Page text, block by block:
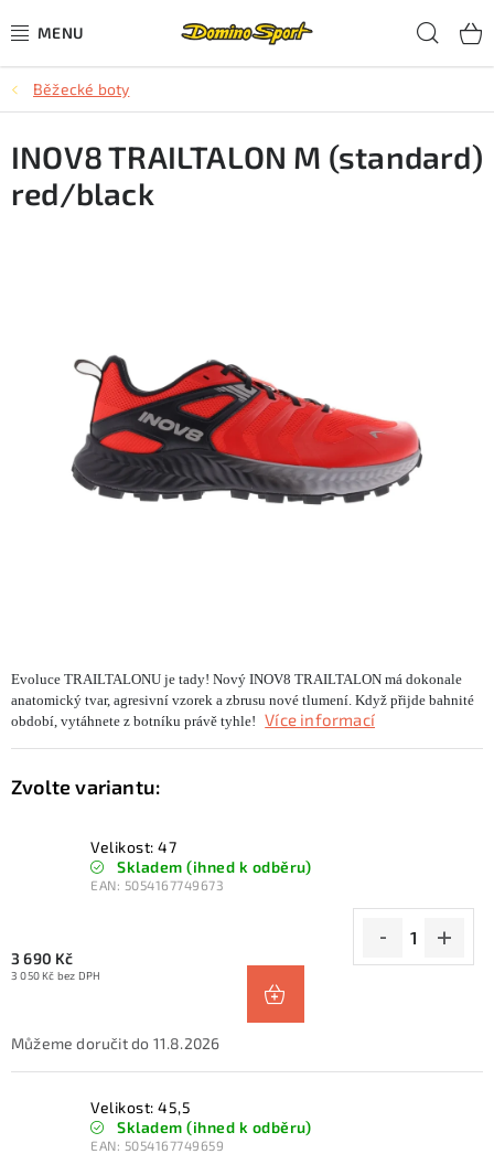
na
CYKLISTIKA
SJEZDOVÉ LYŽOVÁNÍ
SKIALPOVÉ LYŽOVÁNÍ
TIPY NA DÁRKY
KONTAKTY
Běžecké boty
Evoluce TRAILTALONU je tady! Nový INOV8 TRAILTALON má dokonale
anatomický tvar, agresivní vzorek a zbrusu nové tlumení. Když přijde bahnité
období, vytáhnete z botníku právě tyhle!
Více informací
Velikost: 47
Skladem (ihned k odběru)
EAN: 5054167749673
3 690 Kč
3 050 Kč bez DPH
11.8.2026
Velikost: 45,5
Skladem (ihned k odběru)
EAN: 5054167749659
INOV8 TRAILTALON M (standard)
red/black